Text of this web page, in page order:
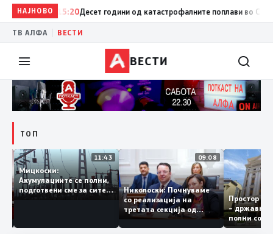
НАЈНОВО
15:20 Десет години од катастрофалните поплави во Скопско:
ТВ АЛФА ВЕСТИ
ВЕСТИ
ТОП
12:03
за
11:43
Мицкоски:
Акумулациите се полни,
подготвени сме за сите
ризици, не размислување
09:08
Николоски: Почнуваме
со реализација на
третата секција од
железничкиот Коридор
8, Македонија станува
–
полни